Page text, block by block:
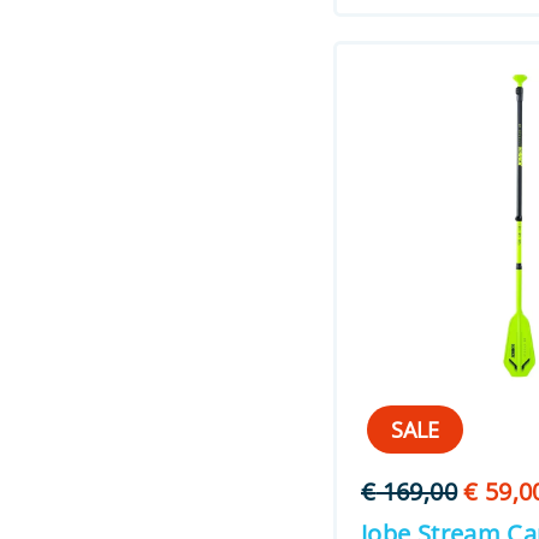
SALE
€169,00
prijs
€